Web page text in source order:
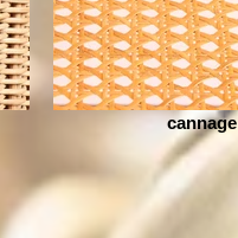
cannage